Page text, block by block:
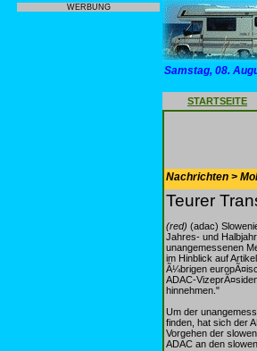
WERBUNG
Samstag, 08.
STARTSEITE
Nachrichten >
Teurer
(red) (adac)
Jahres- und
unangemessenen
im Hinblick auf
Ã¼brigen
ADAC-
hinnehmen."
Um der
finden, hat sich der
Vorgehen der
ADAC an den